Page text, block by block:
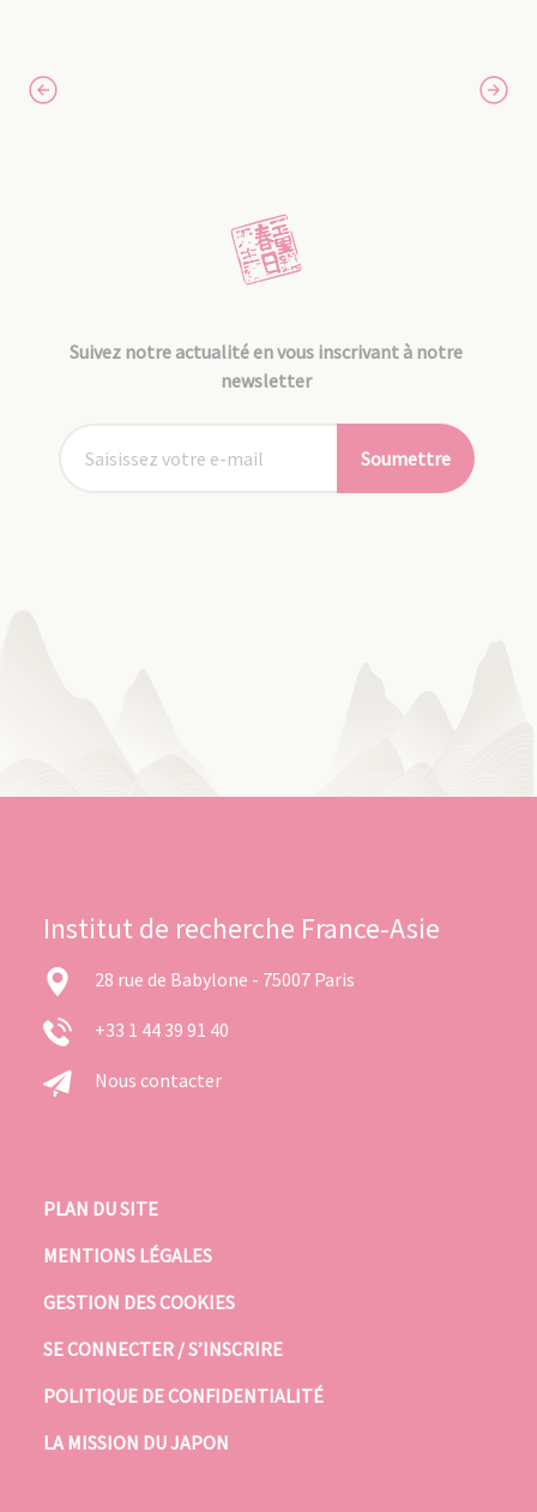
Suivez notre actualité en vous inscrivant à notre
newsletter
Soumettre
Institut de recherche France-Asie
28 rue de Babylone - 75007 Paris
+33 1 44 39 91 40
Nous contacter
PLAN DU SITE
MENTIONS LÉGALES
GESTION DES COOKIES
SE CONNECTER / S’INSCRIRE
POLITIQUE DE CONFIDENTIALITÉ
LA MISSION DU JAPON